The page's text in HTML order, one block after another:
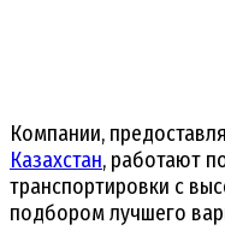
Компании,
Казахстан, работают
транспортировки с
подбором лучшего